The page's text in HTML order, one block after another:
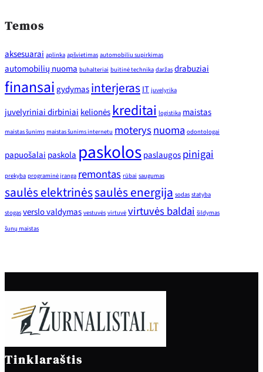
Temos
aksesuarai aplinka apšvietimas automobiliu supirkimas
automobilių nuoma buhalteriai buitinė technika daržas drabuziai
finansai gydymasinterjerasIT juvelyrika
juvelyriniai dirbiniai kelionės kreditai logistika maistas
maistas šunims maistas šunims internetu moterysnuoma odontologai
papuošalai paskola paskolospaslaugospinigai
prekyba programinė įranga remontas rūbai saugumas
saulės elektrinėssaulės energija sodas statyba
stogas verslo valdymas vestuvės virtuvė virtuvės baldai šildymas
šunų maistas
Tinklaraštis